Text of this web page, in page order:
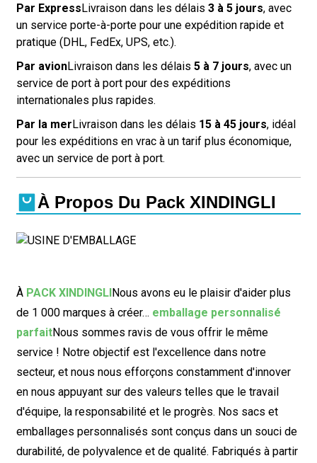
Par ExpressLivraison dans les délais 3 à 5 jours, avec
un service porte-à-porte pour une expédition rapide et
pratique (DHL, FedEx, UPS, etc.).
Par avionLivraison dans les délais 5 à 7 jours, avec un
service de port à port pour des expéditions
internationales plus rapides.
Par la merLivraison dans les délais 15 à 45 jours, idéal
pour les expéditions en vrac à un tarif plus économique,
avec un service de port à port.
À Propos Du Pack XINDINGLI
À PACK XINDINGLINous avons eu le plaisir d'aider plus
de 1 000 marques à créer… emballage personnalisé
parfaitNous sommes ravis de vous offrir le même
service ! Notre objectif est l'excellence dans notre
secteur, et nous nous efforçons constamment d'innover
en nous appuyant sur des valeurs telles que le travail
d'équipe, la responsabilité et le progrès. Nos sacs et
emballages personnalisés sont conçus dans un souci de
durabilité, de polyvalence et de qualité. Fabriqués à partir